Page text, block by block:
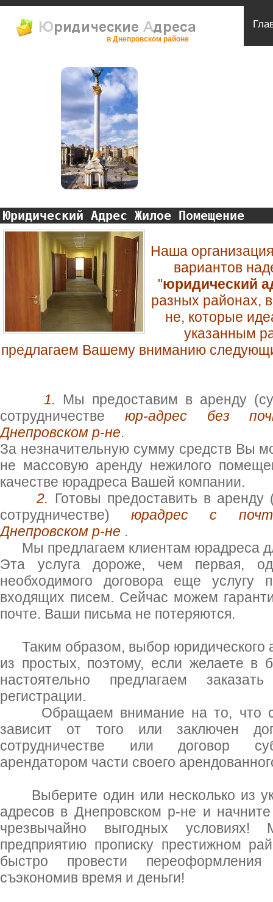
в Днепровском районе
Юридический Адрес Жилое Помещение
Наша
вариантов
"юридический
разных районах,
не, которые
указанным
предлагаем Вашему вниманию
1. Мы предоставим в аренду
сотрудничестве юр-адрес без
Днепровском р-не.
За незначительную сумму средств Вы
не массовую аренду нежилого
качестве юрадреса Вашей компании.
2. Готовы предоставить в
сотрудничестве) юрадрес с
Днепровском р-не .
Мы предлагаем клиентам юрадреса
Эта услуга дороже, чем первая,
необходимого договора еще услугу
входящих писем. Сейчас можем
почте. Ваши письма не потеряются.
Таким образом, выбор юридического
из простых, поэтому, если желаете в
настоятельно предлагаем
регистрации.
Обращаем внимание на то, что
зависит от того или заключен
сотрудничестве или договор
арендатором части своего
Выберите один или несколько из
адресов в Днепровском р-не и
чрезвычайно выгодных
предприятию прописку престижном
быстро провести
съэкономив время и деньги!